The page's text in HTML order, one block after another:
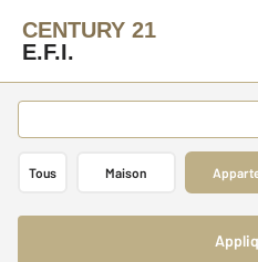
CENTURY 21
E.F.I.
Tous Maison